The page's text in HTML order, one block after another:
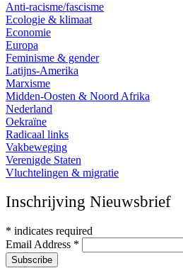
Anti-racisme/fascisme
Ecologie & klimaat
Economie
Europa
Feminisme & gender
Latijns-Amerika
Marxisme
Midden-Oosten & Noord Afrika
Nederland
Oekraïne
Radicaal links
Vakbeweging
Verenigde Staten
Vluchtelingen & migratie
Inschrijving Nieuwsbrief
* indicates required
Email Address *